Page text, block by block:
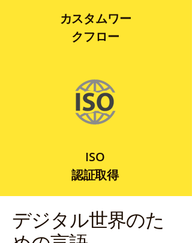
カスタムワー
クフロー
ISO
認証取得
デジタル世界のた